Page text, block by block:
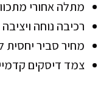
מתלה אחורי מתכוונן ל-5
רכיבה נוחה
מחיר סביר יחסית
צמד דיסקים